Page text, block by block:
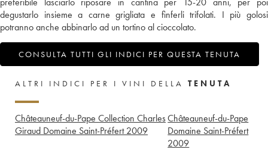
degustarlo insieme a carne grigliata e finferli trifolati. I più golosi
potranno anche abbinarlo ad un tortino al cioccolato.
CONSULTA TUTTI GLI INDICI PER QUESTA TENUTA
ALTRI INDICI PER I VINI DELLA TENUTA
Châteauneuf-du-Pape Collection Charles
Giraud Domaine Saint-Préfert 2009
Châteauneuf-du-Pape
Domaine Saint-Préfert
2009